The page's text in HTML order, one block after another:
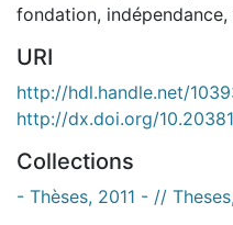
fondation, indépendance,
URI
http://hdl.handle.net/
http://dx.doi.org/
Collections
- Thèses, 2011 - //